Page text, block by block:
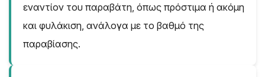
εναντίον του παραβάτη, όπως πρόστιμα ή ακόμη
και φυλάκιση, ανάλογα με το βαθμό της
παραβίασης.